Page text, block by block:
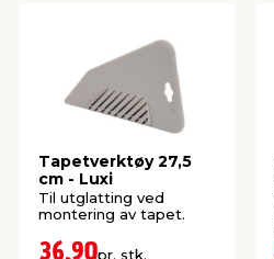
Tapetverktøy 27,5
cm - Luxi
Til utglatting ved
montering av tapet.
36,90pr. stk.